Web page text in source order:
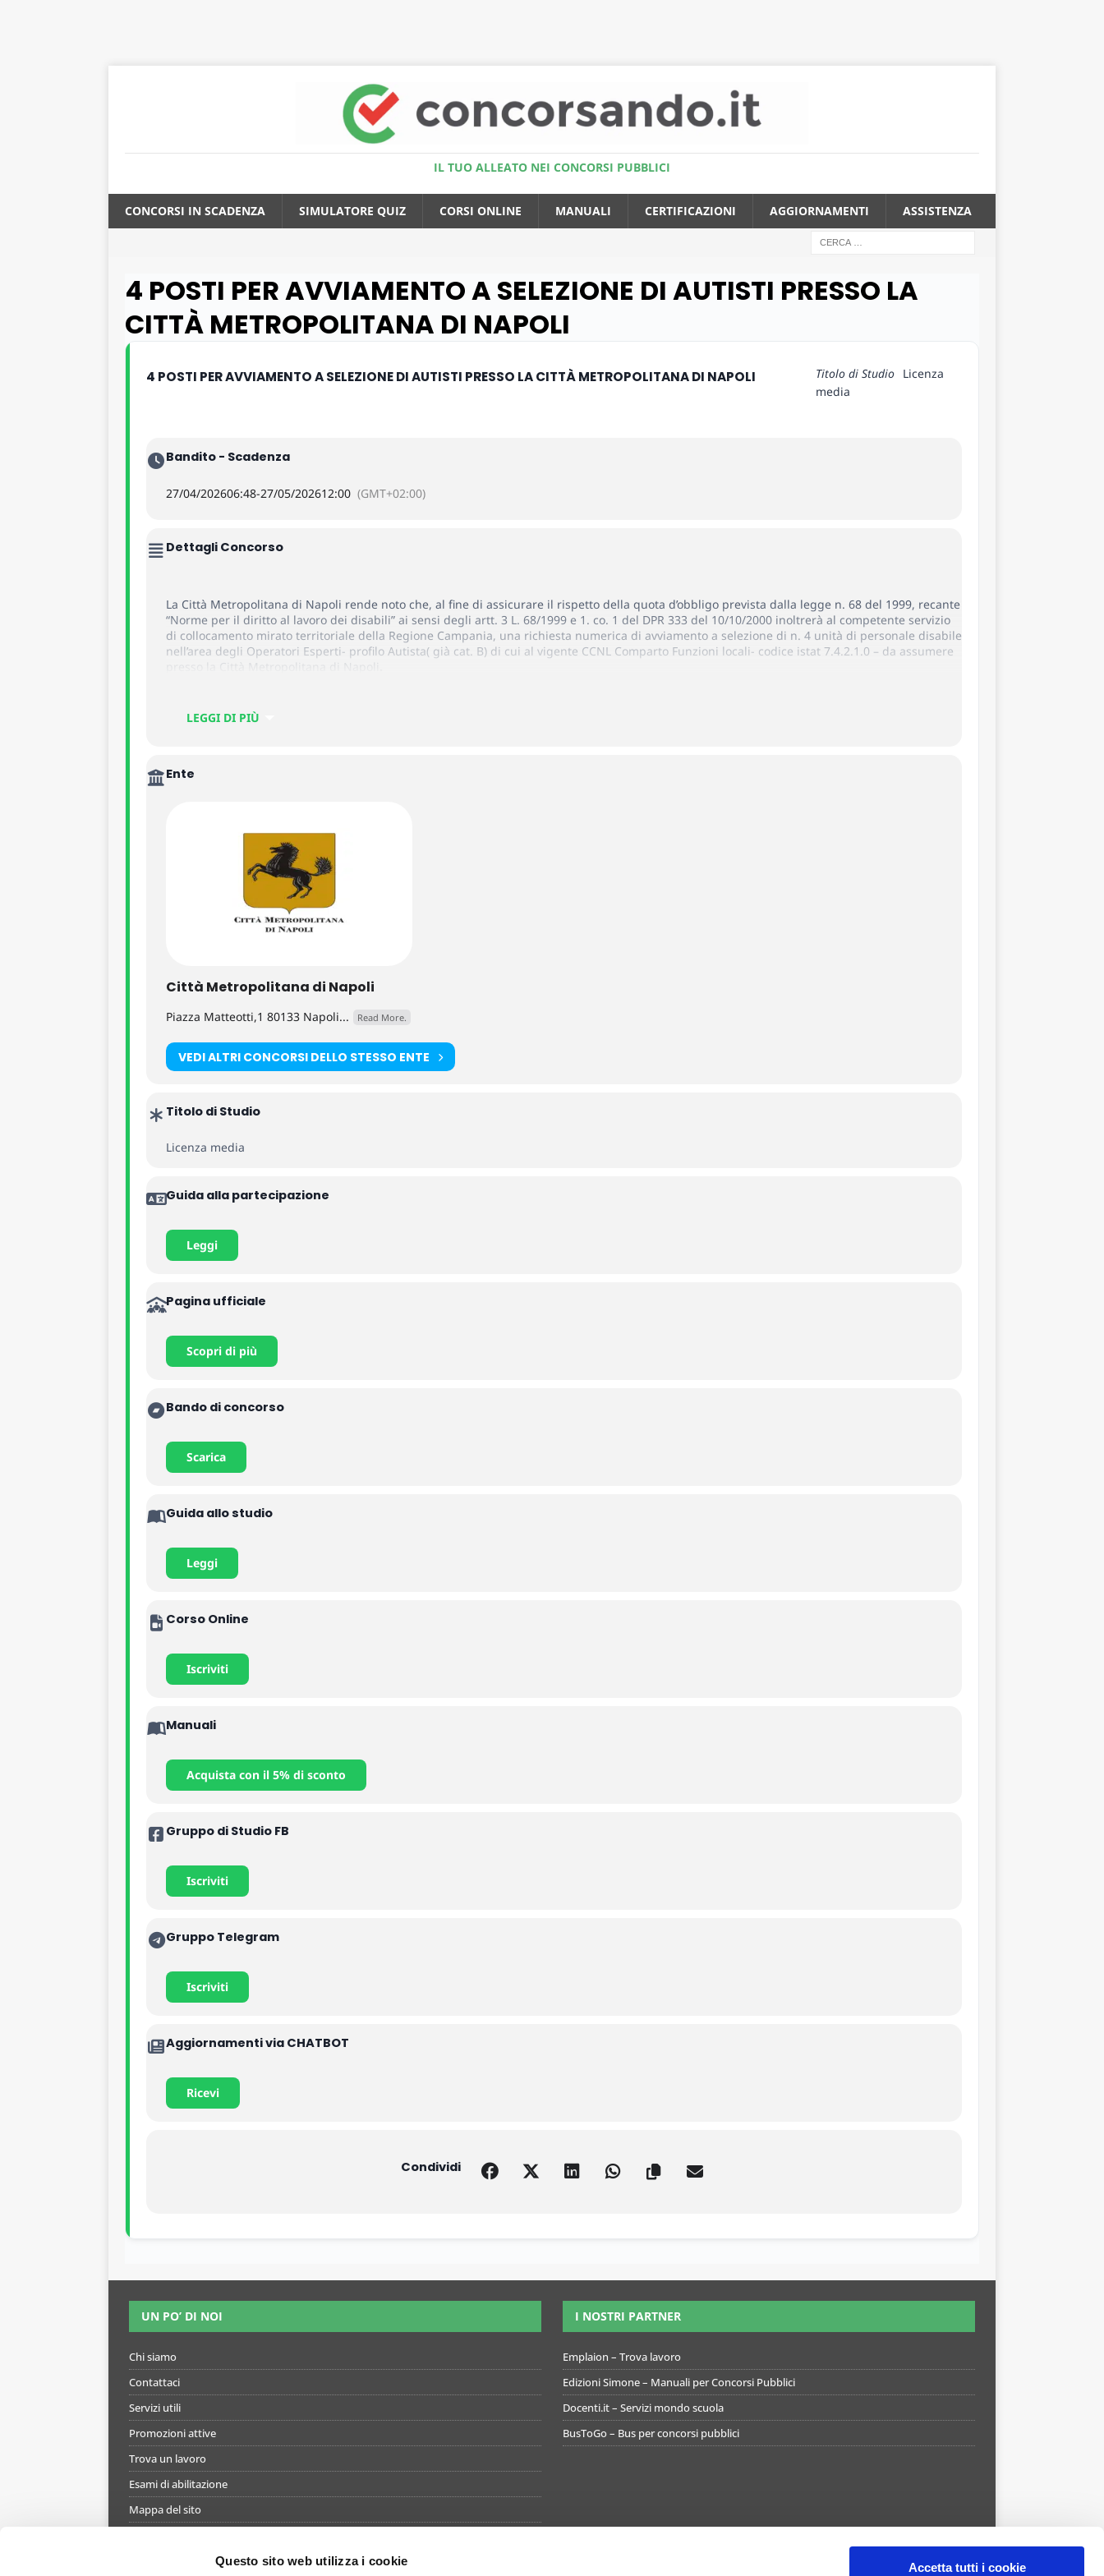
Questo sito web utilizza i cookie Accetta tutti i cookie
IL TUO ALLEATO NEI CONCORSI PUBBLICI
CONCORSI IN SCADENZA SIMULATORE QUIZ CORSI ONLINE MANUALI CERTIFICAZIONI AGGIORNAMENTI ASSISTENZA
4 POSTI PER AVVIAMENTO A SELEZIONE DI AUTISTI PRESSO LA
CITTÀ METROPOLITANA DI NAPOLI
4 POSTI PER AVVIAMENTO A SELEZIONE DI AUTISTI PRESSO LA CITTÀ METROPOLITANA DI NAPOLI Titolo di Studio Licenza
media
Bandito - Scadenza
27/04/202606:48-27/05/202612:00 (GMT+02:00)
Dettagli Concorso
La Città Metropolitana di Napoli rende noto che, al fine di assicurare il rispetto della quota d’obbligo prevista dalla legge n. 68 del 1999, recante
“Norme per il diritto al lavoro dei disabili” ai sensi degli artt. 3 L. 68/1999 e 1. co. 1 del DPR 333 del 10/10/2000 inoltrerà al competente servizio
di collocamento mirato territoriale della Regione Campania, una richiesta numerica di avviamento a selezione di n. 4 unità di personale disabile
nell’area degli Operatori Esperti- profilo Autista( già cat. B) di cui al vigente CCNL Comparto Funzioni locali- codice istat 7.4.2.1.0 – da assumere
presso la Città Metropolitana di Napoli
LEGGI DI PIÙ
Ente
Città Metropolitana di Napoli
Piazza Matteotti,1 80133 Napoli... Read More.
VEDI ALTRI CONCORSI DELLO STESSO ENTE
Titolo di Studio
Licenza media
Guida alla partecipazione
Leggi
Pagina ufficiale
Scopri di più
Bando di concorso
Scarica
Guida allo studio
Leggi
Corso Online
Iscriviti
Manuali
Acquista con il 5% di sconto
Gruppo di Studio FB
Iscriviti
Gruppo Telegram
Iscriviti
Aggiornamenti via CHATBOT
Ricevi
Condividi
UN PO’ DI NOI
Chi siamo
Contattaci
Servizi utili
Promozioni attive
Trova un lavoro
Esami di abilitazione
Mappa del sito
Termini e condizioni di utilizzo del simulatore
I NOSTRI PARTNER
Emplaion – Trova lavoro
Edizioni Simone – Manuali per Concorsi Pubblici
Docenti.it – Servizi mondo scuola
BusToGo – Bus per concorsi pubblici